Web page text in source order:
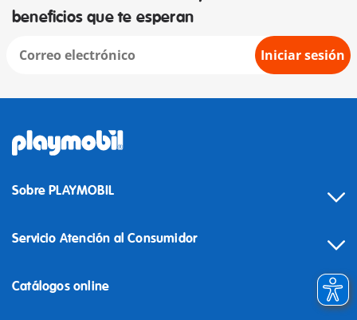
beneficios que te esperan
Iniciar sesión
Sobre PLAYMOBIL
Servicio Atención al Consumidor
Catálogos online